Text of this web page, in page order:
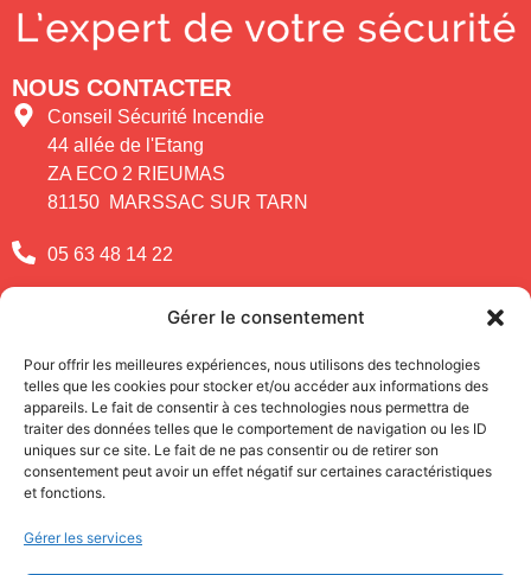
Gérer le consentement
Pour offrir les meilleures expériences, nous utilisons des technologies
telles que les cookies pour stocker et/ou accéder aux informations des
appareils. Le fait de consentir à ces technologies nous permettra de
traiter des données telles que le comportement de navigation ou les ID
uniques sur ce site. Le fait de ne pas consentir ou de retirer son
consentement peut avoir un effet négatif sur certaines caractéristiques
et fonctions.
Gérer les services
NOUS CONTACTER
Conseil Sécurité Incendie
44 allée de l'Etang
ZA ECO 2 RIEUMAS
81150 MARSSAC SUR TARN
05 63 48 14 22
contact@csi-mp.com
VOUS AVEZ UNE QUESTION ?
APPELEZ-NOUS !
05 63 48 14 22
INFORMATIONS
Qui sommes-nous
Mentions Légales